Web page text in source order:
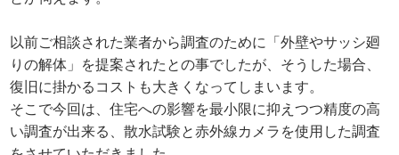
以前ご相談された業者から調査のために「外壁やサッシ廻
りの解体」を提案されたとの事でしたが、そうした場合、
復旧に掛かるコストも大きくなってしまいます。
そこで今回は、住宅への影響を最小限に抑えつつ精度の高
い調査が出来る、散水試験と赤外線カメラを使用した調査